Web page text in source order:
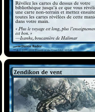
Zendikon de vent